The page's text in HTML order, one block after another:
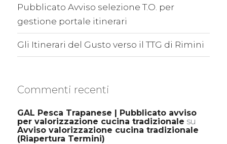
Pubblicato Avviso selezione T.O. per
gestione portale itinerari
Gli Itinerari del Gusto verso il TTG di Rimini
Commenti recenti
GAL Pesca Trapanese | Pubblicato avviso
per valorizzazione cucina tradizionale su
Avviso valorizzazione cucina tradizionale
(Riapertura Termini)